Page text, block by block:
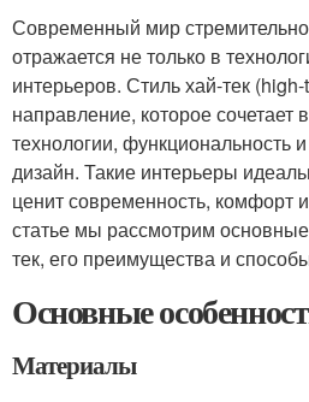
Современный мир стремительно
отражается не только в
интерьеров. Стиль хай-тек
направление, которое сочетает
технологии, функциональность
дизайн. Такие интерьеры
ценит современность, комфорт
статье мы рассмотрим
тек, его преимущества и
Основные
Материалы